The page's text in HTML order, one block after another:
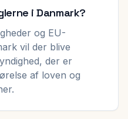
i Danmark?
og EU-
vil der blive
der er
af loven og